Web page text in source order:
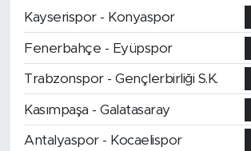
Kayserispor - Konyaspor
Fenerbahçe - Eyüpspor
Trabzonspor - Gençlerbirliği S.K.
Kasımpaşa - Galatasaray
Antalyaspor - Kocaelispor